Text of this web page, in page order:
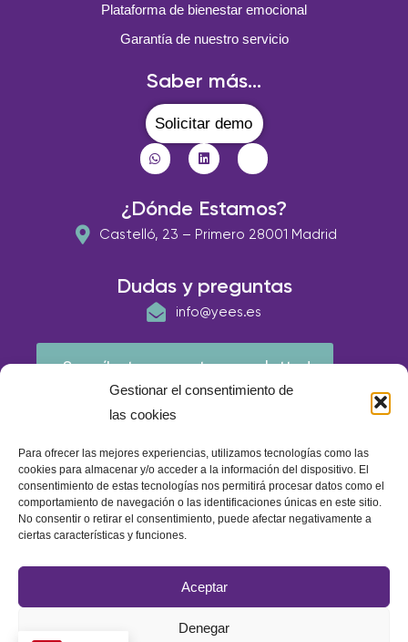
Gestionar el consentimiento de
las cookies
Para ofrecer las mejores experiencias, utilizamos tecnologías como las
cookies para almacenar y/o acceder a la información del dispositivo. El
consentimiento de estas tecnologías nos permitirá procesar datos como el
comportamiento de navegación o las identificaciones únicas en este sitio.
No consentir o retirar el consentimiento, puede afectar negativamente a
ciertas características y funciones.
Aceptar
Denegar
Plataforma de bienestar emocional
Garantía de nuestro servicio
Saber más...
Solicitar demo
¿Dónde Estamos?
Castelló, 23 – Primero 28001 Madrid
Dudas y preguntas
info@yees.es
¡Suscríbete a nuestra newsletter!
© E.A.P IBERIA 2026
Política de cookies